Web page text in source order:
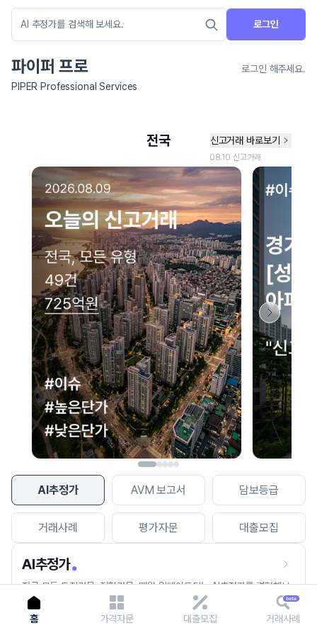
로그인
파이퍼 프로
로그인 해주세요.
PIPER Professional Services
AI추정가 AVM 보고서 담보등급
거래사례 평가자문 대출모집
AI추정가
전국 모든 토지건물, 집합건물, 매월 업데이트되는 AI추정가를 경험해보
세요.
네이버 지도 연결 안내
현재 네이버 지도 연결이 원활하지 않아 지도를 불러올 수 없습니다.
이용에 불편을 드려 죄송합니다.
다시 시도
홈 가격자문 대출모집 거래사례